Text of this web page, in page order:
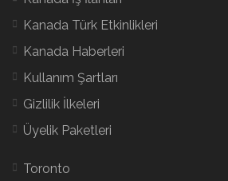
Kanada Türk Etkinlikleri
Kanada Haberleri
Kullanım Şartları
Gizlilik İlkeleri
Üyelik Paketleri
Toronto